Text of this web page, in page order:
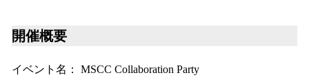
開催概要
イベント名： MSCC Collaboration Party